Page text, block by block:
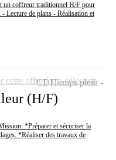
un coffreur traditionnel H/F pour
Lecture de plans - Réalisation et
(H/F)
*Préparer et sécuriser la
*Réaliser des travaux de
CDITemps plein
cette offre à ma sélection